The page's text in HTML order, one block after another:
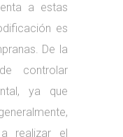
a estas
es
De la
controlar
ya que
realizar el